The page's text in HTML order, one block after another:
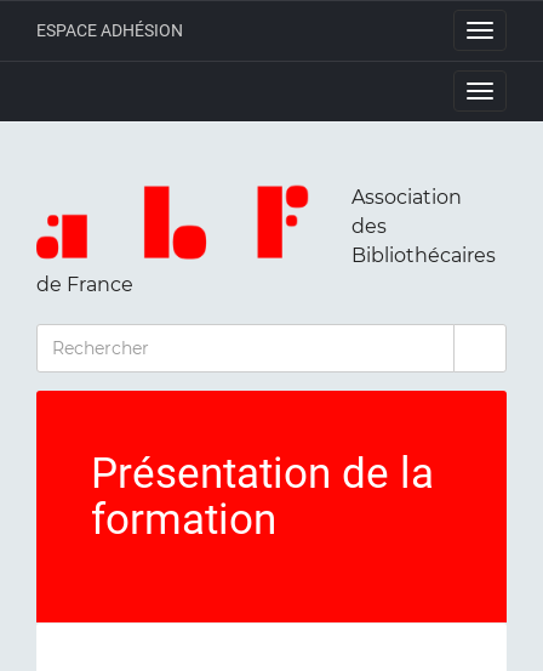
Toggle
ESPACE ADHÉSION
Toggle
Association
des
Bibliothécaires
de France
RECHERCHER
Présentation de la
formation